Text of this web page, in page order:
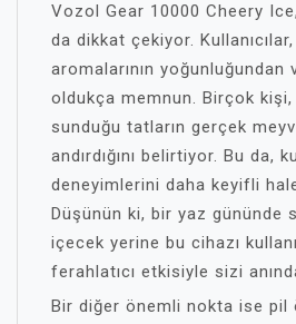
Vozol Gear 10000 Cheery
da dikkat çekiyor.
aromalarının yoğunluğundan
oldukça memnun. Birçok kişi,
sunduğu tatların gerçek
andırdığını belirtiyor. Bu da,
deneyimlerini daha keyifli
Düşünün ki, bir yaz gününde
içecek yerine bu cihazı
ferahlatıcı etkisiyle sizi
Bir diğer önemli nokta ise pil